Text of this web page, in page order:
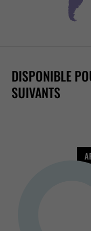
DISPONIBLE
SUIVANTS
WR1040
RR1200
PENTAGLISS